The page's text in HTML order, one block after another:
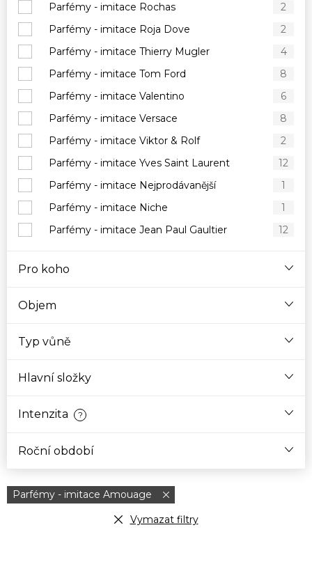
Parfémy - imitace Rochas
2
Parfémy - imitace Roja Dove
2
Parfémy - imitace Thierry Mugler
4
Parfémy - imitace Tom Ford
8
Parfémy - imitace Valentino
6
Parfémy - imitace Versace
8
Parfémy - imitace Viktor & Rolf
2
Parfémy - imitace Yves Saint Laurent
12
Parfémy - imitace Nejprodávanější
1
Parfémy - imitace Niche
1
Parfémy - imitace Jean Paul Gaultier
12
Pro koho
Objem
Typ vůně
Hlavní složky
Intenzita ?
Roční období
Parfémy - imitace Amouage
Vymazat filtry